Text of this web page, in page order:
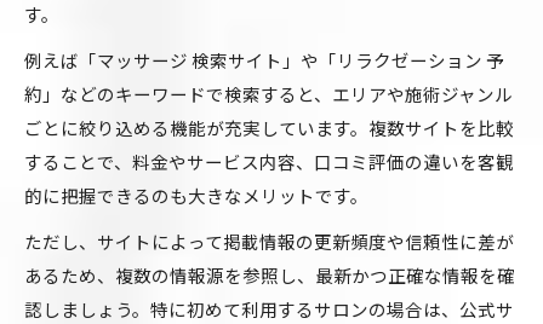
す。
例えば「マッサージ 検索サイト」や「リラクゼーション 予
約」などのキーワードで検索すると、エリアや施術ジャンル
ごとに絞り込める機能が充実しています。複数サイトを比較
することで、料金やサービス内容、口コミ評価の違いを客観
的に把握できるのも大きなメリットです。
ただし、サイトによって掲載情報の更新頻度や信頼性に差が
あるため、複数の情報源を参照し、最新かつ正確な情報を確
認しましょう。特に初めて利用するサロンの場合は、公式サ